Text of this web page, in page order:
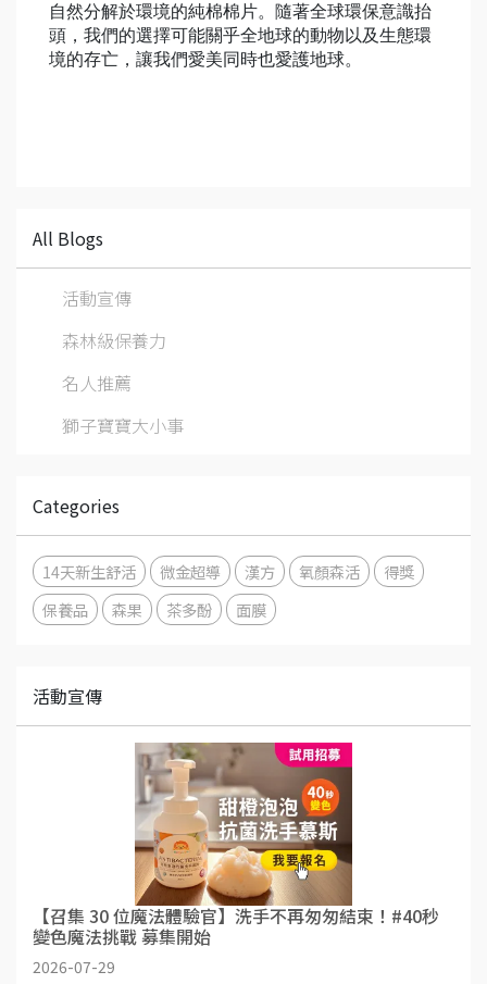
自然分解於環境的純棉棉片。隨著全球環保意識抬
頭，我們的選擇可能關乎全地球的動物以及生態環
境的存亡，讓我們愛美同時也愛護地球。
All Blogs
活動宣傳
森林級保養力
名人推薦
獅子寶寶大小事
Categories
14天新生舒活 微金超導 漢方 氧顏森活
得獎
保養品
森果 茶多酚 面膜
活動宣傳
【召集 30 位魔法體驗官】洗手不再匆匆結束！#40秒
變色魔法挑戰 募集開始
2026-07-29